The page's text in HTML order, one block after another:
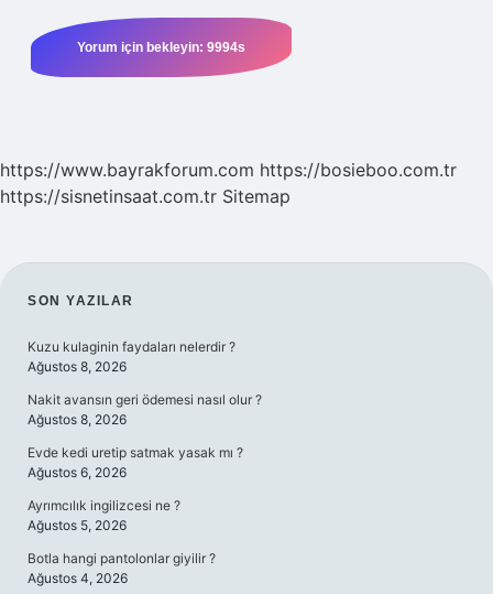
https://www.bayrakforum.com https://bosieboo.com.tr
https://sisnetinsaat.com.tr Sitemap
SIDEBAR
SON YAZILAR
Kuzu kulaginin faydaları nelerdir ?
Ağustos 8, 2026
Nakit avansın geri ödemesi nasıl olur ?
Ağustos 8, 2026
Evde kedi uretip satmak yasak mı ?
Ağustos 6, 2026
Ayrımcılık ingilizcesi ne ?
Ağustos 5, 2026
Botla hangi pantolonlar giyilir ?
Ağustos 4, 2026